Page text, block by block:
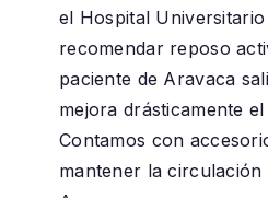
el Hospital
recomendar reposo
paciente de Aravaca
mejora drásticamente
Contamos con
mantener la